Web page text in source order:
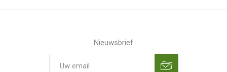
Nieuwsbrief